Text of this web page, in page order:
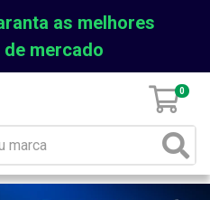
as melhores
mercado
0